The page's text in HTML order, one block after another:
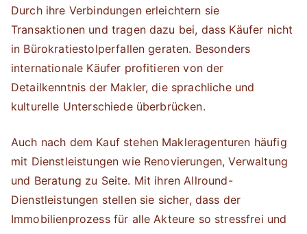
Durch ihre Verbindungen erleichtern sie
Transaktionen und tragen dazu bei, dass Käufer nicht
in Bürokratiestolperfallen geraten. Besonders
internationale Käufer profitieren von der
Detailkenntnis der Makler, die sprachliche und
kulturelle Unterschiede überbrücken.
Auch nach dem Kauf stehen Makleragenturen häufig
mit Dienstleistungen wie Renovierungen, Verwaltung
und Beratung zu Seite. Mit ihren Allround-
Dienstleistungen stellen sie sicher, dass der
Immobilienprozess für alle Akteure so stressfrei und